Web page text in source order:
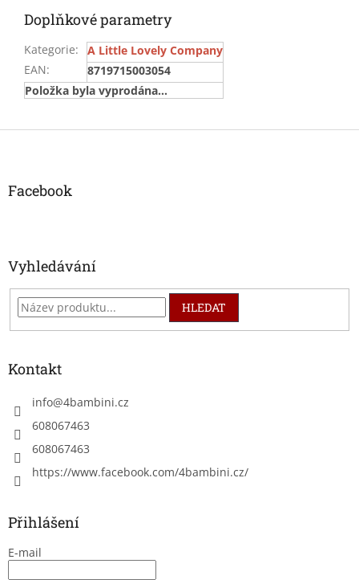
Doplňkové parametry
Kategorie:
A Little Lovely Company
EAN:
8719715003054
Položka byla vyprodána…
Z
Facebook
Vyhledávání
HLEDAT
Kontakt
info@4bambini.cz
608067463
608067463
https://www.facebook.com/4bambini.cz/
Přihlášení
E-mail